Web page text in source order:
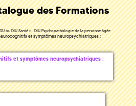
des Formations
DU ou DIU Santé
DIU Psychopathologie de la personne âgée
et symptômes neuropsychiatriques :
et symptômes neuropsychiatriques :